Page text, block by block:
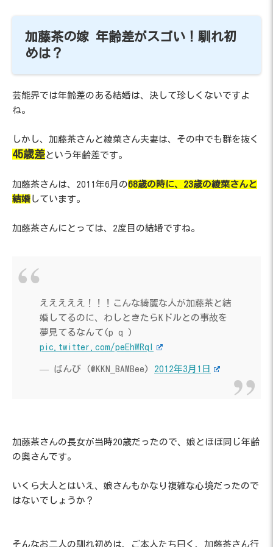
加藤茶の嫁 年齢差がスゴい！馴れ初
めは？
芸能界では年齢差のある結婚は、決して珍しくないですよ
ね。
しかし、加藤茶さんと綾菜さん夫妻は、その中でも群を抜く
45歳差という年齢差です。
加藤茶さんは、2011年6月の68歳の時に、23歳の綾菜さんと
結婚 しています。
加藤茶さんにとっては、2度目の結婚ですね。
えええええ！！！こんな綺麗な人が加藤茶と結
婚してるのに、わしときたらKドルとの事故を
夢見てるなんて(p q )
pic.twitter.com/peEhWRql
— ばんび (@KKN_BAMBee) 2012年3月1日
加藤茶さんの長女が当時20歳だったので、娘とほぼ同じ年齢
の奥さんです。
いくら大人とはいえ、娘さんもかなり複雑な心境だったので
はないでしょうか？
そんなお二人の馴れ初めは、ご本人たち曰く、加藤茶さん行